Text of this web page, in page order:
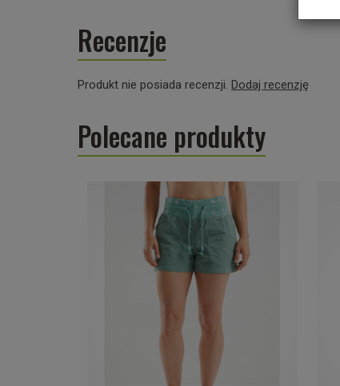
Recenzje
Produkt nie posiada recenzji. Dodaj recenzję
Polecane produkty